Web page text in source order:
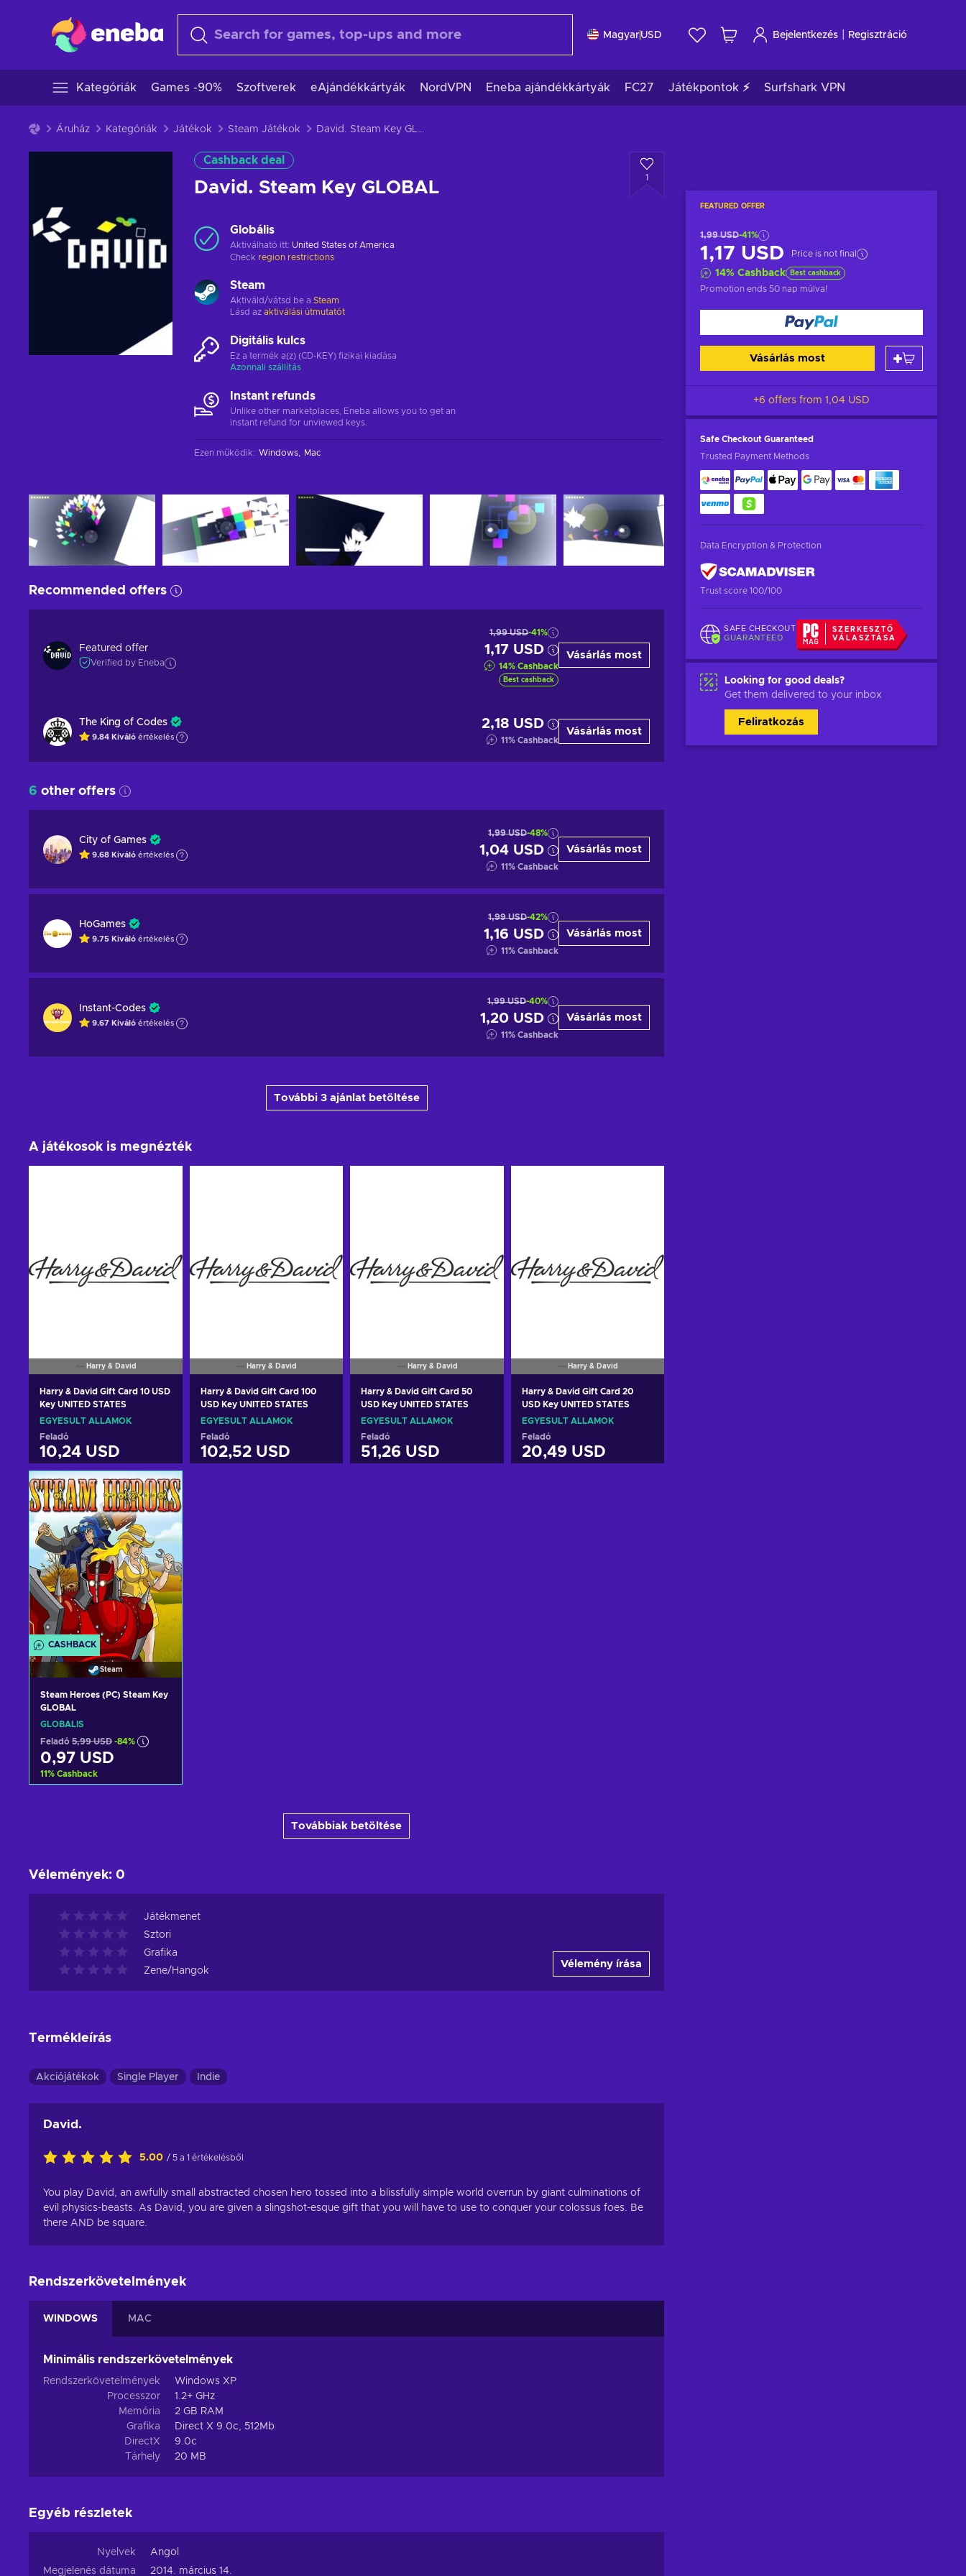
MagyarUSD Bejelentkezés Regisztráció
Kategóriák Games -90% Szoftverek eAjándékkártyák NordVPN Eneba ajándékkártyák FC27 Játékpontok ⚡ Surfshark VPN
Áruház Kategóriák Játékok Steam Játékok David. Steam Key GLOBAL
Cashback deal
David. Steam Key GLOBAL
1
FEATURED OFFER
1,99 USD-41%
1,17 USD Price is not final
14% Cashback Best cashback
Promotion ends 50 nap múlva!
Vásárlás most
+6 offers from 1,04 USD
Safe Checkout Guaranteed
Trusted Payment Methods
Data Encryption & Protection
Trust score 100/100
SAFE CHECKOUT
GUARANTEED
SZERKESZTŐ
VÁLASZTÁSA
Looking for good deals?
Get them delivered to your inbox
Feliratkozás
Globális
Aktiválható itt: United States of America
Check region restrictions
Steam
Aktiváld/vátsd be a Steam
Lásd az aktiválási útmutatót
Digitális kulcs
Ez a termék a(z) (CD-KEY) fizikai kiadása
Azonnali szállítás
Instant refunds
Unlike other marketplaces, Eneba allows you to get an
instant refund for unviewed keys.
Ezen működik: Windows Mac
Recommended offers
Featured offer
Verified by Eneba
1,99 USD-41%
1,17 USD
14% Cashback
Best cashback
Vásárlás most
The King of Codes
9.84 Kiváló értékelés
2,18 USD
11% Cashback
Vásárlás most
6 other offers
City of Games
9.68 Kiváló értékelés
1,99 USD-48%
1,04 USD
11% Cashback
Vásárlás most
HoGames
9.75 Kiváló értékelés
1,99 USD-42%
1,16 USD
11% Cashback
Vásárlás most
Instant-Codes
9.67 Kiváló értékelés
1,99 USD-40%
1,20 USD
11% Cashback
Vásárlás most
További 3 ajánlat betöltése
A játékosok is megnézték
Harry & David
Harry & David Gift Card 10 USD
Key UNITED STATES
EGYESÜLT ÁLLAMOK
Feladó
10,24 USD
Kosárba
View offers
Harry & David
Harry & David Gift Card 100
USD Key UNITED STATES
EGYESÜLT ÁLLAMOK
Feladó
102,52 USD
Harry & David
Harry & David Gift Card 50
USD Key UNITED STATES
EGYESÜLT ÁLLAMOK
Feladó
51,26 USD
Harry & David
Harry & David Gift Card 20
USD Key UNITED STATES
EGYESÜLT ÁLLAMOK
Feladó
20,49 USD
CASHBACK
Steam
Steam Heroes (PC) Steam Key
GLOBAL
GLOBÁLIS
Feladó 5,99 USD -84%
0,97 USD
11% Cashback
Továbbiak betöltése
Vélemények: 0
Játékmenet
Sztori
Grafika
Zene/Hangok
Vélemény írása
Termékleírás
Akciójátékok Single Player Indie
David.
5.00 / 5 a 1 értékelésből
You play David, an awfully small abstracted chosen hero tossed into a blissfully simple world overrun by giant culminations of
evil physics-beasts. As David, you are given a slingshot-esque gift that you will have to use to conquer your colossus foes. Be
there AND be square.
Rendszerkövetelmények
WINDOWS MAC
Minimális rendszerkövetelmények
Rendszerkövetelmények
Windows XP
Processzor
1.2+ GHz
Memória
2 GB RAM
Grafika
Direct X 9.0c, 512Mb
DirectX
9.0c
Tárhely
20 MB
Egyéb részletek
Nyelvek
Angol
Megjelenés dátuma
2014. március 14.